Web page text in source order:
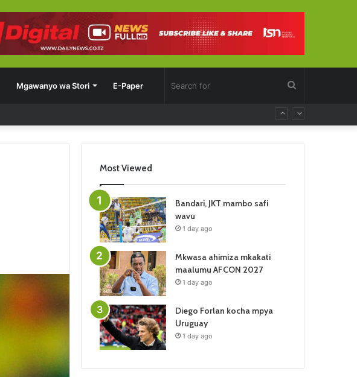
Mgawanyo wa Stori E-Paper
Most Viewed
Bandari, JKT mambo safi
wavu
1 day ago
Mkwasa ahimiza mkakati
maalumu AFCON 2027
1 day ago
Diego Forlan kocha mpya
Uruguay
1 day ago